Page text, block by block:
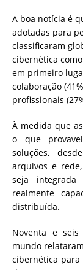
A boa notícia é
adotadas para
classificaram
cibernética
em primeiro
colaboração
profissionais
À medida que
o que
soluções,
arquivos e
seja
realmente
distribuída.
Noventa e
mundo
cibernética